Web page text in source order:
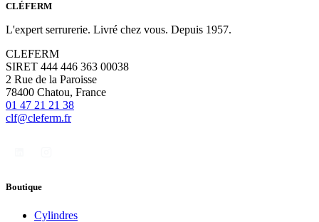
CLÉFERM
L'expert serrurerie. Livré chez vous. Depuis 1957.
CLEFERM
SIRET 444 446 363 00038
2 Rue de la Paroisse
78400 Chatou, France
01 47 21 21 38
clf@cleferm.fr
Boutique
Cylindres